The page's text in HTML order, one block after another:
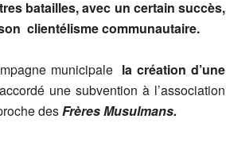
batailles, avec un certain succès,
clientélisme communautaire.
municipale la création d’une
une subvention à l’association
desFrères Musulmans.